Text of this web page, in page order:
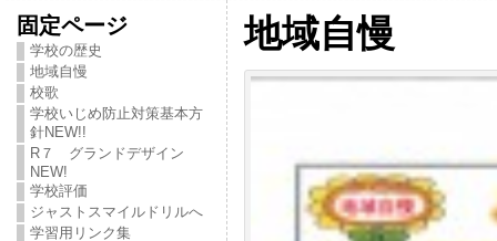
固定ページ
学校の歴史
地域自慢
校歌
学校いじめ防止対策基本方
針NEW!!
R７ グランドデザイン
NEW!
学校評価
ジャストスマイルドリルへ
学習用リンク集
地域自慢